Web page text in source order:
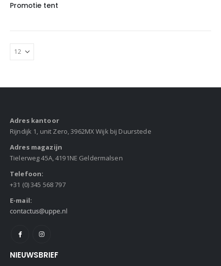
Promotie tent
Adres kantoor
Rijndijk 1, unit Zero, 3962MX Wijk bij Duurstede
Adres magazijn
Tielerweg 45A, 4191NE Geldermalsen
Telefoon:
+31 (0) 345 568 797
E-mail:
NIEUWSBRIEF